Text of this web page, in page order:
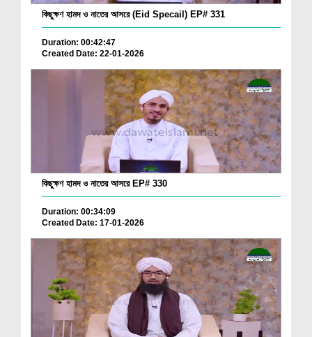
কিছুক্ষণ হামদ ও নাতের আসরে (Eid Specail) EP# 331
Duration: 00:42:47
Created Date: 22-01-2026
কিছুক্ষণ হামদ ও নাতের আসরে EP# 330
Duration: 00:34:09
Created Date: 17-01-2026